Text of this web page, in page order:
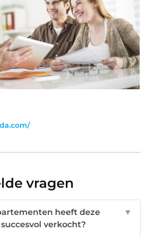
vragen
heeft deze
verkocht?
▼